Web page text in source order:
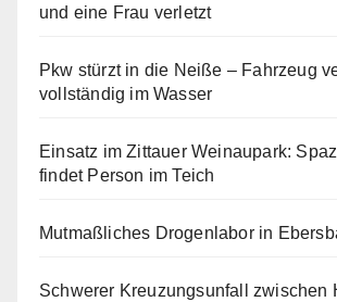
und eine Frau verletzt
Pkw stürzt in die Neiße – Fahrzeug
vollständig im Wasser
Einsatz im Zittauer Weinaupark:
findet Person im Teich
Mutmaßliches Drogenlabor in
Schwerer Kreuzungsunfall zwischen